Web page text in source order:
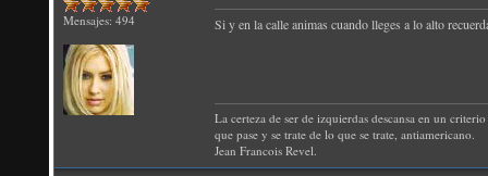
Mensajes: 494 Si y en la calle animas cuando lleges a lo alto
La certeza de ser de izquierdas descansa en un
que pase y se trate de lo que se trate, antiamericano.
Jean Francois Revel.